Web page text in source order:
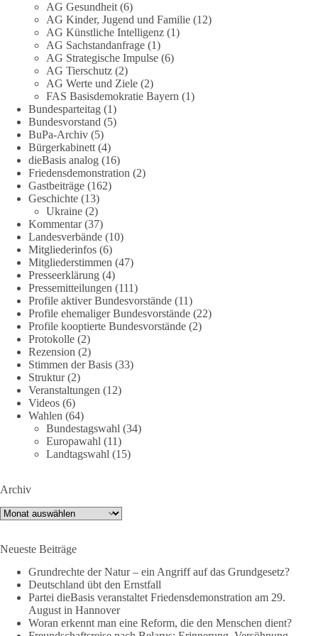
zum Rechtsstaat und zur Demokratie aufwerfen. [...]
👉 Hier weiterlesen:https://diebasis-
partei.de/2026/07/grundrechte-der-natur-ein-angriff-auf-das-
grundgesetz/
🟩🟩🟦🟦🟥🟥🟧🟧
Es ging weniger um fertige Antworten als um eine Debatte
darüber, wie Freiheit, Verantwortung, Naturschutz und
Grundrechte in einer demokratischen Gesellschaft künftig
miteinander in Einklang gebracht werden können.
#dieBasis #natur #grundrechte
38 7 8
DieBasis
2 Tage(n) zuvor
Jetzt dieBasis Sachsen-Anhalt unterstützen!
Die Landtagswahl 2026 in Sachsen-Anhalt findet am 6.
September statt. Die Inhalte stehen – jetzt müssen sie gesehen,
geteilt und diskutiert werden.
Folge unseren Kanälen:
Facebook:
https://www.facebook.com/groups/diebasissachsenanhalt/
Tiktok:
X:https://x.com/DieBasisLSA
Youtube:https://www.youtube.com/dieBasisSachsenAnhalt
🟩🟩🟦🟦🟥🟥🟧🟧
Like, teile und kommentiere unsere Beiträge, damit noch mehr
Menschen mitbekommen, wofür wir stehen und warum es sich
lohnt, dieBasis zu wählen.
Mehr Infos: https://diebasis-st.de/wahlprogramm/
AG Gesundheit (6)
AG Kinder, Jugend und Familie (12)
AG Künstliche Intelligenz (1)
AG Sachstandanfrage (1)
AG Strategische Impulse (6)
AG Tierschutz (2)
AG Werte und Ziele (2)
FAS Basisdemokratie Bayern (1)
Bundesparteitag (1)
Bundesvorstand (5)
BuPa-Archiv (5)
Bürgerkabinett (4)
dieBasis analog (16)
Friedensdemonstration (2)
Gastbeiträge (162)
Geschichte (13)
Ukraine (2)
Kommentar(37)
Landesverbände (10)
Mitgliederinfos (6)
Mitgliederstimmen (47)
Presseerklärung (4)
Pressemitteilungen (111)
Profile aktiver Bundesvorstände (11)
Profile ehemaliger Bundesvorstände (22)
Profile kooptierte Bundesvorstände (2)
Protokolle (2)
Rezension (2)
Stimmen der Basis (33)
Struktur(2)
Veranstaltungen (12)
Videos (6)
Wahlen (64)
Bundestagswahl (34)
Europawahl (11)
Landtagswahl (15)
Archiv
Archiv
Neueste Beiträge
Grundrechte der Natur – ein Angriff auf das Grundgesetz?
Deutschland übt den Ernstfall
Partei dieBasis veranstaltet Friedensdemonstration am 29.
August in Hannover
Woran erkennt man eine Reform, die den Menschen dient?